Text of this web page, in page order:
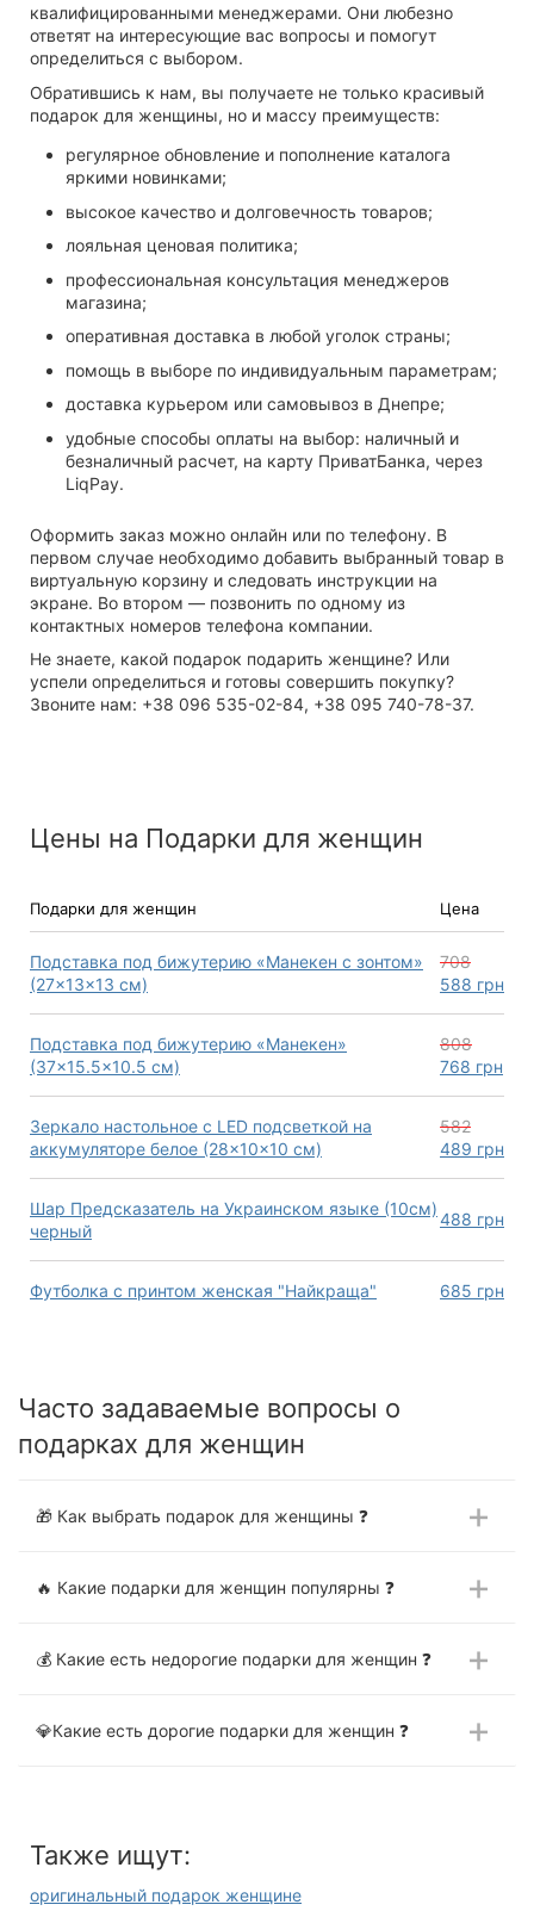
квалифицированными менеджерами. Они любезно
ответят на интересующие вас вопросы и помогут
определиться с выбором.
Обратившись к нам, вы получаете не только красивый
подарок для женщины, но и массу преимуществ:
регулярное обновление и пополнение каталога
яркими новинками;
высокое качество и долговечность товаров;
лояльная ценовая политика;
профессиональная консультация менеджеров
магазина;
оперативная доставка в любой уголок страны;
помощь в выборе по индивидуальным параметрам;
доставка курьером или самовывоз в Днепре;
удобные способы оплаты на выбор: наличный и
безналичный расчет, на карту ПриватБанка, через
LiqPay.
Оформить заказ можно онлайн или по телефону. В
первом случае необходимо добавить выбранный товар в
виртуальную корзину и следовать инструкции на
экране. Во втором — позвонить по одному из
контактных номеров телефона компании.
Не знаете, какой подарок подарить женщине? Или
успели определиться и готовы совершить покупку?
Звоните нам: +38 096 535-02-84, +38 095 740-78-37.
Цены на Подарки для женщин
Подарки для женщин Цена
Подставка под бижутерию «Манекен с зонтом»
(27×13×13 см)
708
588 грн
Подставка под бижутерию «Манекен»
(37×15.5×10.5 см)
808
768 грн
Зеркало настольное с LED подсветкой на
аккумуляторе белое (28×10×10 см)
582
489 грн
Шар Предсказатель на Украинском языке (10см)
черный
488 грн
Футболка с принтом женская "Найкраща" 685 грн
Часто задаваемые вопросы о
подарках для женщин
🎁 Как выбрать подарок для женщины ❓
🔥 Какие подарки для женщин популярны ❓
💰 Какие есть недорогие подарки для женщин ❓
💎Какие есть дорогие подарки для женщин ❓
Также ищут:
оригинальный подарок женщине